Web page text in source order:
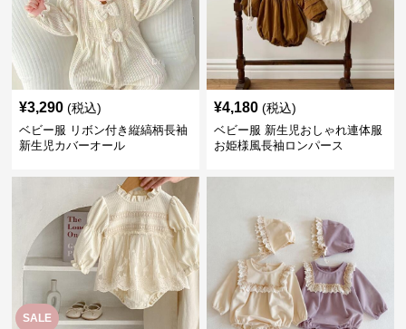
¥3,290 (税込)
ベビー服 リボン付き縦縞柄長袖
新生児カバーオール
¥4,180 (税込)
ベビー服 新生児おしゃれ連体服
お姫様風長袖ロンパース
SALE